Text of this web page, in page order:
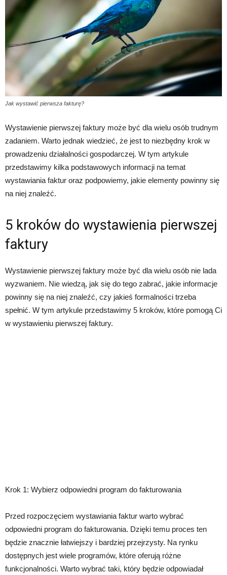
Jak wystawić pierwsza fakturę?
Wystawienie pierwszej faktury może być dla wielu osób trudnym
zadaniem. Warto jednak wiedzieć, że jest to niezbędny krok w
prowadzeniu działalności gospodarczej. W tym artykule
przedstawimy kilka podstawowych informacji na temat
wystawiania faktur oraz podpowiemy, jakie elementy powinny się
na niej znaleźć.
5 kroków do wystawienia pierwszej
faktury
Wystawienie pierwszej faktury może być dla wielu osób nie lada
wyzwaniem. Nie wiedzą, jak się do tego zabrać, jakie informacje
powinny się na niej znaleźć, czy jakieś formalności trzeba
spełnić. W tym artykule przedstawimy 5 kroków, które pomogą Ci
w wystawieniu pierwszej faktury.
Krok 1: Wybierz odpowiedni program do fakturowania
Przed rozpoczęciem wystawiania faktur warto wybrać
odpowiedni program do fakturowania. Dzięki temu proces ten
będzie znacznie łatwiejszy i bardziej przejrzysty. Na rynku
dostępnych jest wiele programów, które oferują różne
funkcjonalności. Warto wybrać taki, który będzie odpowiadał